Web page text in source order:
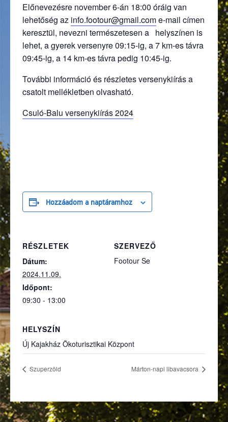
Előnevezésre november 6-án 18:00 óráig van
lehetőség az info.footour@gmail.come-mail címen
keresztül, nevezni természetesen a helyszínen is
lehet, a gyerek versenyre 09:15-ig, a 7 km-es távra
09:45-ig, a 14 km-es távra pedig 10:45-ig.
További információ és részletes versenykiírás a
csatolt mellékletben olvasható.
Csuló-Balu versenykiírás 2024
Hozzáadom a naptáramhoz
RÉSZLETEK
Dátum:
2024.11.09.
Időpont:
09:30 - 13:00
SZERVEZŐ
Footour Se
HELYSZÍN
Új Kajakház Ökoturisztikai Központ
Szuperzöld Márton-napi libavacsora